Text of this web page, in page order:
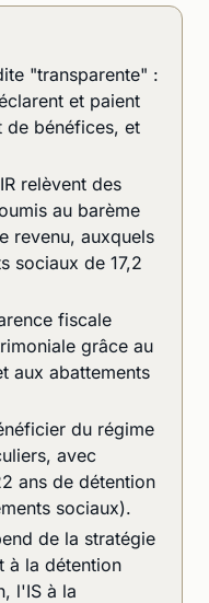
"transparente" :
et paient
bénéfices, et
relèvent des
au barème
revenu, auxquels
sociaux de 17,2
fiscale
grâce au
aux abattements
du régime
avec
ans de détention
sociaux).
de la stratégie
à la détention
l'IS à la